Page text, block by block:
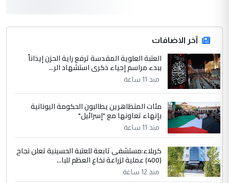
hadi
التعليق : تحيه اخويه حسينيه اي انسان مهما
كان محدود المعرفه بتفاصيل احداث المنطقه
يقول بما لايقبل ...
أردوغان يؤكد ان اتفاقية مكة للدفاع
المشترك لا تستهدف أية دولة ومفتوحة لانضمام
الدول الشقيقة
5 يوسف غزوان عصمت
التعليق : بكالوريوس فيزياء طبية متزوج و
زوجتي أيضا بكالوريوس سكني بغداد أرغب في
آخر الاضافات
العتبة العلوية المقدسة ترفع راية الحزن إيذاناً
ببدء مراسم إحياء ذكرى استشهاد الر...
منذ 11 ساعة
مئات المتظاهرين يطالبون الحكومة اليونانية
بإنهاء تعاونها مع "إسرائيل"
منذ 11 ساعة
كربلاء:مستشفى تابعة للعتبة الحسينية تعلن نجاح
(400) عملية لزراعة نخاع العظم للبا...
منذ 12 ساعة